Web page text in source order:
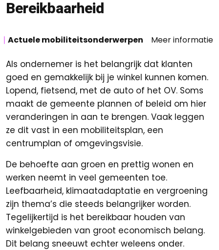
Bereikbaarheid
Als ondernemer is het belangrijk dat klanten
goed en gemakkelijk bij je winkel kunnen komen.
Lopend, fietsend, met de auto of het OV. Soms
maakt de gemeente plannen of beleid om hier
veranderingen in aan te brengen. Vaak leggen
ze dit vast in een mobiliteitsplan, een
centrumplan of omgevingsvisie.
De behoefte aan groen en prettig wonen en
werken neemt in veel gemeenten toe.
Leefbaarheid, klimaatadaptatie en vergroening
zijn thema’s die steeds belangrijker worden.
Tegelijkertijd is het bereikbaar houden van
winkelgebieden van groot economisch belang.
Dit belang sneeuwt echter weleens onder.
Actuele mobiliteitsonderwerpen Meer informatie